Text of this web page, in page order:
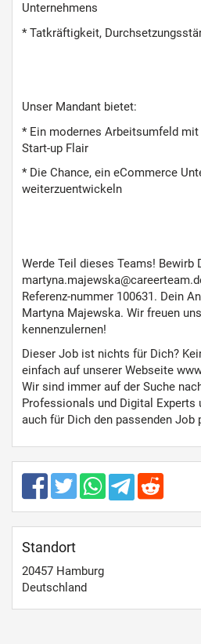
Unternehmens
* Tatkräftigkeit,
Unser Mandant bietet:
* Ein modernes Arbeitsumfeld
Start-up Flair
* Die Chance, ein eCommerce
weiterzuentwickeln
Werde Teil dieses Teams! Bewirb
Referenz-nummer 100631. Dein
Martyna Majewska. Wir freuen
kennenzulernen!
Dieser Job ist nichts für Dich?
einfach auf unserer Webseite
Wir sind immer auf der Suche
Professionals und Digital Experts
auch für Dich den passenden Job
Standort
20457 Hamburg
Deutschland